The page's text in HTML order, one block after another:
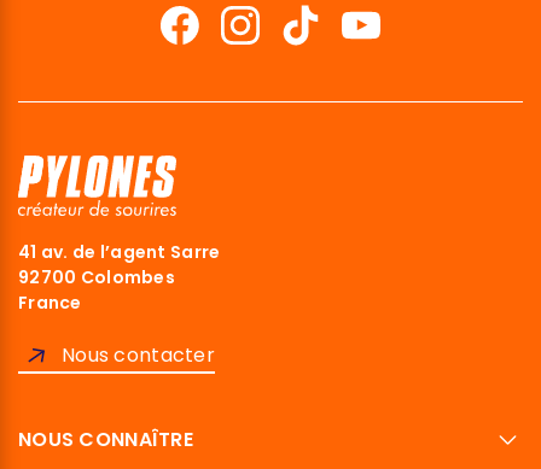
41 av. de l’agent Sarre
92700 Colombes
France
Nous contacter
NOUS CONNAÎTRE